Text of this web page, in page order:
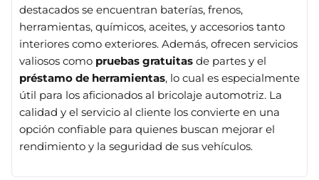
destacados se encuentran baterías, frenos,
herramientas, químicos, aceites, y accesorios tanto
interiores como exteriores. Además, ofrecen servicios
valiosos como pruebas gratuitas de partes y el
préstamo de herramientas, lo cual es especialmente
útil para los aficionados al bricolaje automotriz. La
calidad y el servicio al cliente los convierte en una
opción confiable para quienes buscan mejorar el
rendimiento y la seguridad de sus vehículos.